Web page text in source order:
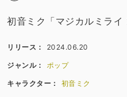
初音ミク「マジカルミラ
リリース： 2024.06.20
ジャンル： ポップ
キャラクター： 初音ミク